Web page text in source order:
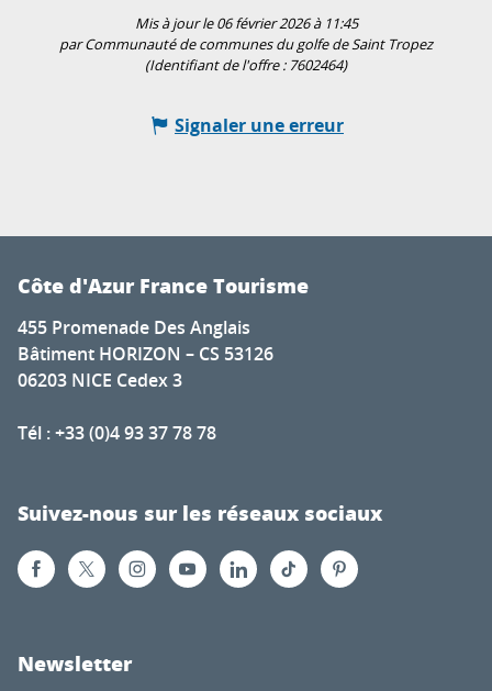
Mis à jour le 06 février 2026 à 11:45
par Communauté de communes du golfe de Saint Tropez
(Identifiant de l'offre : 7602464)
Signaler une erreur
Côte d'Azur France Tourisme
455 Promenade Des Anglais
Bâtiment HORIZON – CS 53126
06203 NICE Cedex 3
Tél : +33 (0)4 93 37 78 78
Suivez-nous sur les réseaux sociaux
Newsletter